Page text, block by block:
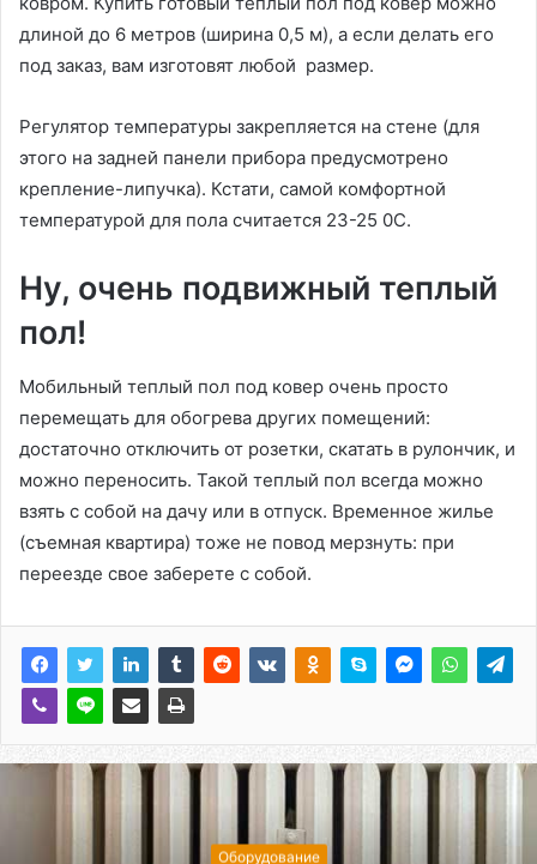
длиной до 6 метров (ширина 0,5 м), а если делать его
под заказ, вам изготовят любой размер.
Регулятор температуры закрепляется на стене (для
этого на задней панели прибора предусмотрено
крепление-липучка). Кстати, самой комфортной
температурой для пола считается 23-25 0С.
Ну, очень подвижный теплый
пол!
Мобильный теплый пол под ковер очень просто
перемещать для обогрева других помещений:
достаточно отключить от розетки, скатать в рулончик, и
можно переносить. Такой теплый пол всегда можно
взять с собой на дачу или в отпуск. Временное жилье
(съемная квартира) тоже не повод мерзнуть: при
переезде свое заберете с собой.
Оборудование